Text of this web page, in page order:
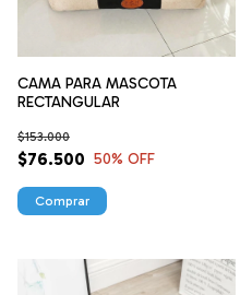
CAMA PARA MASCOTA
RECTANGULAR
$76.500
$153.000
50% OFF